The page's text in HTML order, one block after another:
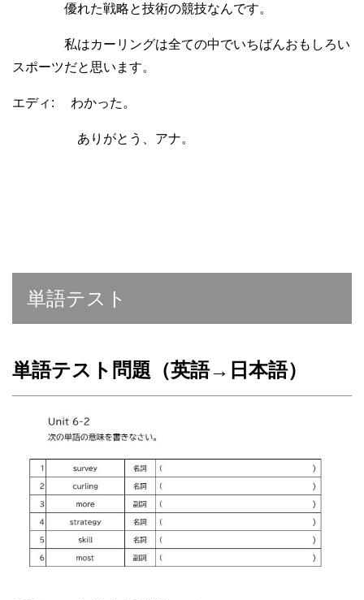
優れた戦略と技術の競技なんです。
私はカーリングは全ての中でいちばんおもしろい
スポーツだと思います。
エディ: わかった。
ありがとう、アナ。
単語テスト
単語テスト問題（英語→日本語）